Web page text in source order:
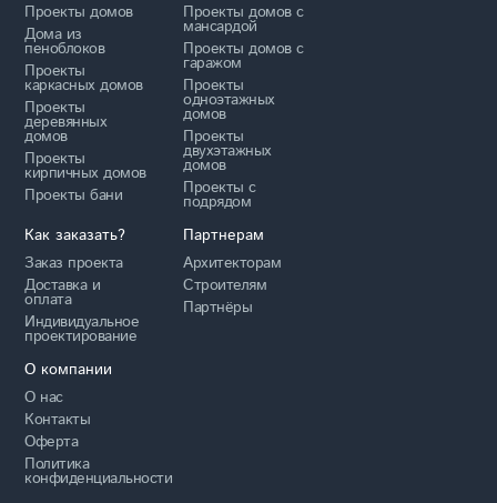
Проекты домов
Дома из
пеноблоков
Проекты
каркасных домов
Проекты
деревянных
домов
Проекты
кирпичных домов
Проекты бани
Проекты домов с
мансардой
Проекты домов с
гаражом
Проекты
одноэтажных
домов
Проекты
двухэтажных
домов
Проекты с
подрядом
Как заказать?
Заказ проекта
Доставка и
оплата
Индивидуальное
проектирование
Партнерам
Архитекторам
Строителям
Партнёры
О компании
О нас
Контакты
Оферта
Политика
конфиденциальности